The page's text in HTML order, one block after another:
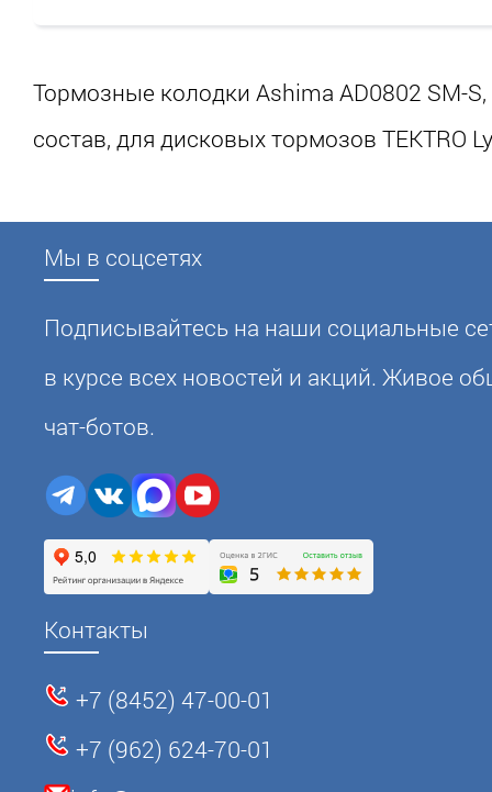
Тормозные колодки Ashima AD0802 SM-
состав, для дисковых тормозов TEKTRO
Мы в соцсетях
Подписывайтесь на наши социальные
в курсе всех новостей и акций. Живое
чат-ботов.
Контакты
+7 (8452) 47-00-01
+7 (962) 624-70-01